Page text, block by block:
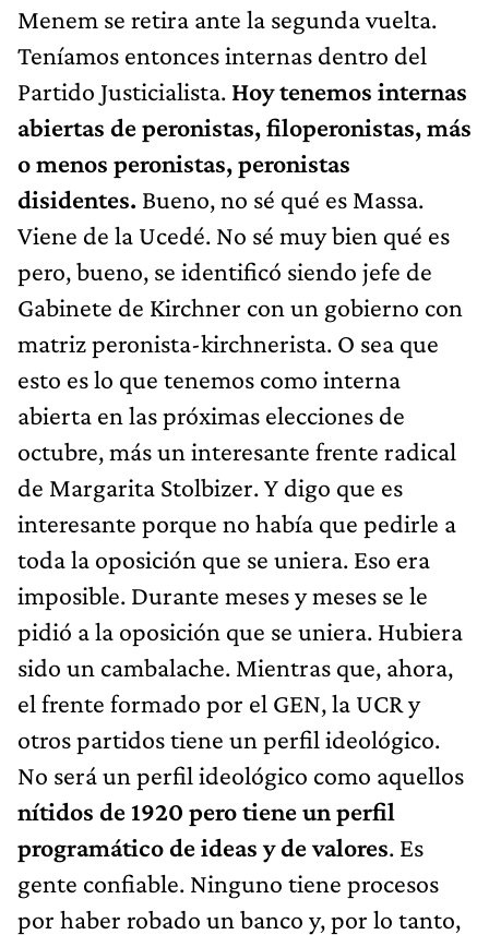
Menem se retira ante la segunda vuelta.
Teníamos entonces internas dentro del
Partido Justicialista. Hoy tenemos internas
abiertas de peronistas, filoperonistas, más
o menos peronistas, peronistas
disidentes. Bueno, no sé qué es Massa.
Viene de la Ucedé. No sé muy bien qué es
pero, bueno, se identificó siendo jefe de
Gabinete de Kirchner con un gobierno con
matriz peronista-kirchnerista. O sea que
esto es lo que tenemos como interna
abierta en las próximas elecciones de
octubre, más un interesante frente radical
de Margarita Stolbizer. Y digo que es
interesante porque no había que pedirle a
toda la oposición que se uniera. Eso era
imposible. Durante meses y meses se le
pidió a la oposición que se uniera. Hubiera
sido un cambalache. Mientras que, ahora,
el frente formado por el GEN, la UCR y
otros partidos tiene un perfil ideológico.
No será un perfil ideológico como aquellos
nítidos de 1920 pero tiene un perfil
programático de ideas y de valores. Es
gente confiable. Ninguno tiene procesos
por haber robado un banco y, por lo tanto,